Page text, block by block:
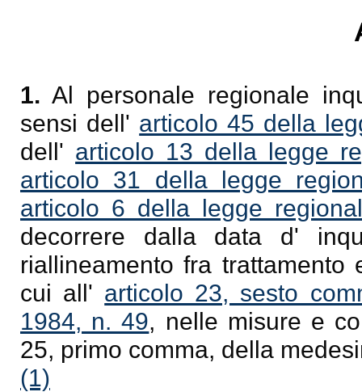
1. Al personale regionale
sensi dell' articolo 45 della
dell' articolo 13 della legge
articolo 31 della legge
articolo 6 della legge
decorrere dalla data d'
riallineamento fra
cui all' articolo 23, sesto
1984, n. 49, nelle misure e
25, primo comma, della
(1)